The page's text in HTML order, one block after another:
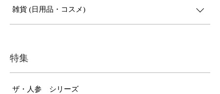
雑貨 (日用品・コスメ)
特集
ザ・人参 シリーズ